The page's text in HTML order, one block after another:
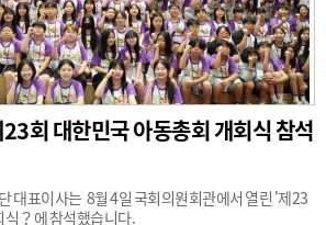
회 대한민국 아동총회 개회식 참석
대표이사는 8월 4일 국회의원회관에서 열린 '제23
식？에 참석했습니다.